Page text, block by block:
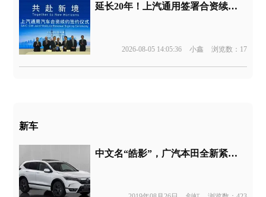
延长20年！上汽通用签署合资续约协议
2026-08-05 14:05:36 小鑫 浏览数：17
新车
中文名“皓影”，广汽本田全新紧凑型SUV长这样